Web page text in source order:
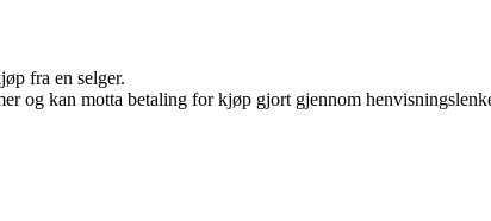
fra en selger.
og kan motta betaling for kjøp gjort gjennom